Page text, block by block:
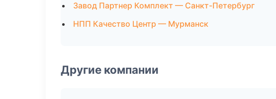
Завод Партнер Комплект — Санкт-Петербург
НПП Качество Центр — Мурманск
Другие компании